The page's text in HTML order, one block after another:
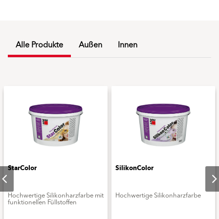
Alle Produkte Außen Innen
StarColor
Hochwertige Silikonharzfarbe mit
funktionellen Füllstoffen
SilikonColor
Hochwertige Silikonharzfarbe